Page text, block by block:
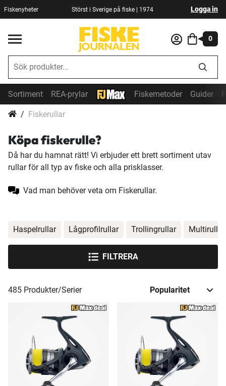
Fiskenyheter Störst i Sverige på fiske | 1974 Logga in
0
Sortiment REA-prylar Fiskemetoder Guider
Fiskerullar
Köpa fiskerulle?
Då har du hamnat rätt! Vi erbjuder ett brett sortiment utav
rullar för all typ av fiske och alla prisklasser.
Vad man behöver veta om Fiskerullar.
485 Produkter/Serier
Haspelrullar Lågprofilrullar Trollingrullar Multirullar
FILTRERA